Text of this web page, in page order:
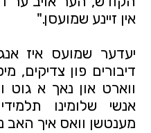
אין זיינע שמועסן."
יעדער שמועס איז
דיבורים פון צדיקים,
ווארט און נאך א גוט
אנשי שלומינו
מענטשן וואס איך